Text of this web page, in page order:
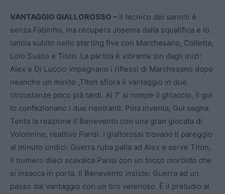
VANTAGGIO GIALLOROSSO – Il tecnico dei sanniti è
senza Fabinho, ma recupera Josema dalla squalifica e lo
lancia subito nello starting five con Marchesano, Colletta,
Lolo Suazo e Titon. La partita è vibrante sin dagli inizi:
Alex e Di Luccio impegnano i riflessi di Marchesano dopo
neanche un minito ,TIton sfiora il vantaggio in due
circostanze poco pià tardi. Al 7′ si rompe il ghiaccio, il gol
lo confezionano i due rientranti: Pina inventa, Gui segna.
Tenta la reazione il Benevento con una gran giocata di
Volonnino, reattivo Parisi. I giallorossi trovano il pareggio
al minuto undici: Guerra ruba palla ad Alex e serve Titon,
il numero dieci scavalca Parisi con un tocco morbido che
si insacca in porta. Il Benevento insiste: Guerra ad un
passo dal vantaggio con un tiro velenoso. È il preludio al